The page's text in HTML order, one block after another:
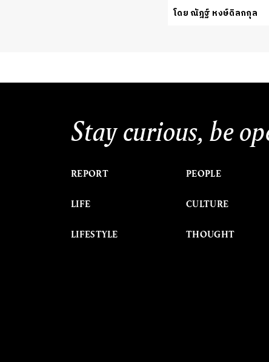
โดย ณัฎฐ์ หงษ์ดิลกกุล
Stay curious, be
REPORT
LIFE
LIFESTYLE
PEOPLE
CULTURE
THOUGHT